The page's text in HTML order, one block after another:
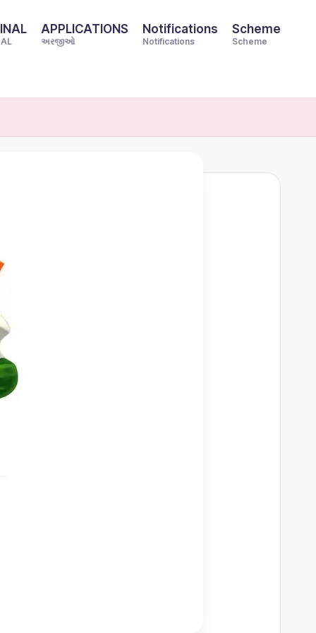
APPLICATIONS
અરજીઓ
Notifications
Notifications
Scheme
Scheme